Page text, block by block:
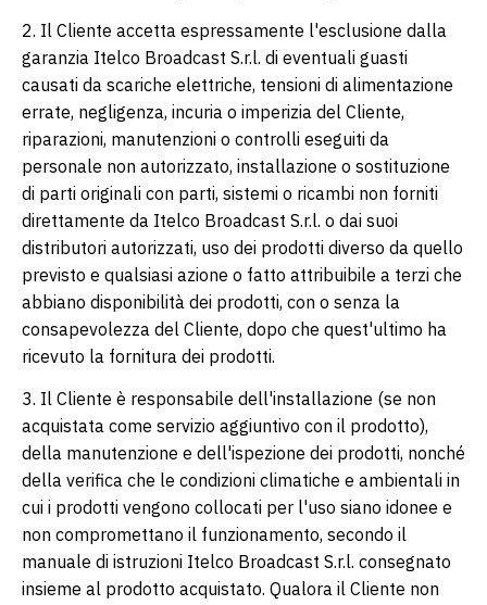
2. Il Cliente accetta espressamente l'esclusione dalla
garanzia Itelco Broadcast S.r.l. di eventuali guasti
causati da scariche elettriche, tensioni di alimentazione
errate, negligenza, incuria o imperizia del Cliente,
riparazioni, manutenzioni o controlli eseguiti da
personale non autorizzato, installazione o sostituzione
di parti originali con parti, sistemi o ricambi non forniti
direttamente da Itelco Broadcast S.r.l. o dai suoi
distributori autorizzati, uso dei prodotti diverso da quello
previsto e qualsiasi azione o fatto attribuibile a terzi che
abbiano disponibilità dei prodotti, con o senza la
consapevolezza del Cliente, dopo che quest'ultimo ha
ricevuto la fornitura dei prodotti.
3. Il Cliente è responsabile dell'installazione (se non
acquistata come servizio aggiuntivo con il prodotto),
della manutenzione e dell'ispezione dei prodotti, nonché
della verifica che le condizioni climatiche e ambientali in
cui i prodotti vengono collocati per l'uso siano idonee e
non compromettano il funzionamento, secondo il
manuale di istruzioni Itelco Broadcast S.r.l. consegnato
insieme al prodotto acquistato. Qualora il Cliente non